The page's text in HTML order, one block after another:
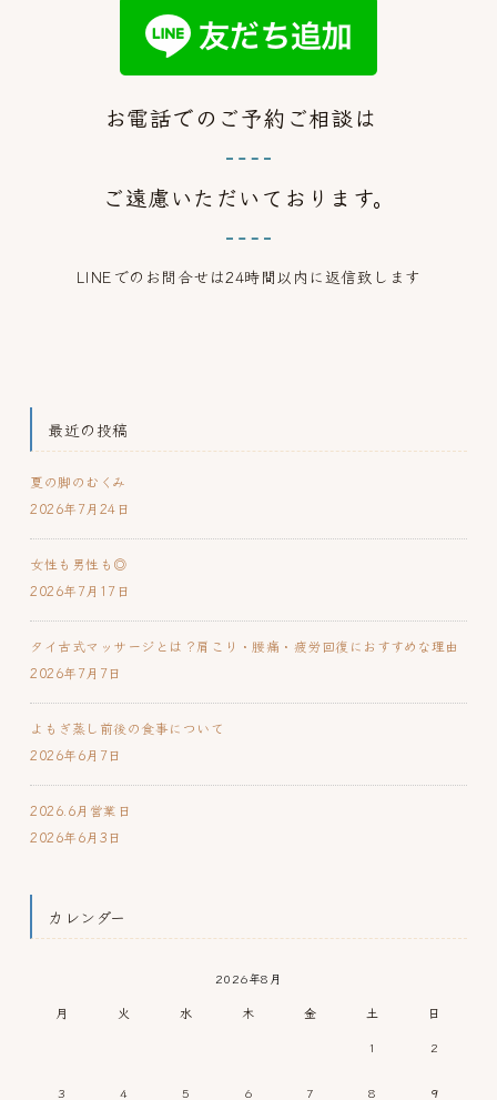
お電話でのご予約ご相談は
ご遠慮いただいております。
LINEでのお問合せは24時間以内に返信致します
最近の投稿
夏の脚のむくみ
2026年7月24日
女性も男性も◎
2026年7月17日
タイ古式マッサージとは？肩こり・腰痛・疲労回復におすすめな理由
2026年7月7日
よもぎ蒸し前後の食事について
2026年6月7日
2026.6月営業日
2026年6月3日
カレンダー
2026年8月
月
火 水 木 金 土
日
1
2
3 4 5 6 7 8 9